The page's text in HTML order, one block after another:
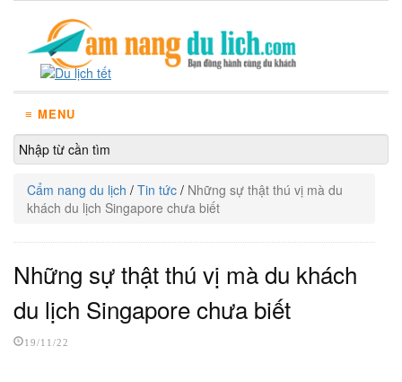
≡ MENU
Cẩm nang du lịch / Tin tức / Những sự thật thú vị mà du
khách du lịch Singapore chưa biết
Những sự thật thú vị mà du khách
du lịch Singapore chưa biết
19/11/22